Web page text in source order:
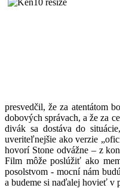
presvedčil, že za atentátom
dobových správach, a že za
divák sa dostáva do
uveriteľnejšie ako verzie
hovorí Stone odvážne – z
Film môže poslúžiť ako
posolstvom - mocní nám
a budeme si naďalej hovieť v